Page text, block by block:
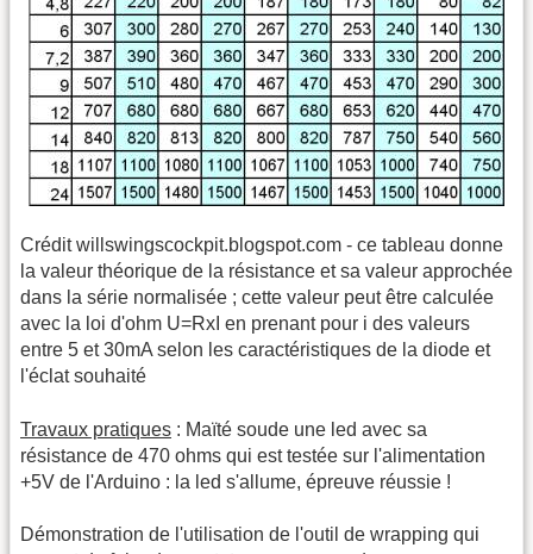
Crédit willswingscockpit.blogspot.com - ce tableau donne
la valeur théorique de la résistance et sa valeur approchée
dans la série normalisée ; cette valeur peut être calculée
avec la loi d'ohm U=RxI en prenant pour i des valeurs
entre 5 et 30mA selon les caractéristiques de la diode et
l'éclat souhaité
Travaux pratiques : Maïté soude une led avec sa
résistance de 470 ohms qui est testée sur l'alimentation
+5V de l'Arduino : la led s'allume, épreuve réussie !
Démonstration de l'utilisation de l'outil de wrapping qui